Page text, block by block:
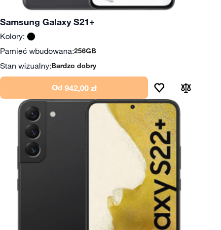
Samsung Galaxy S21+
Kolory:
Pamięć wbudowana:256GB
Stan wizualny:Bardzo dobry
Od 942,00 zł